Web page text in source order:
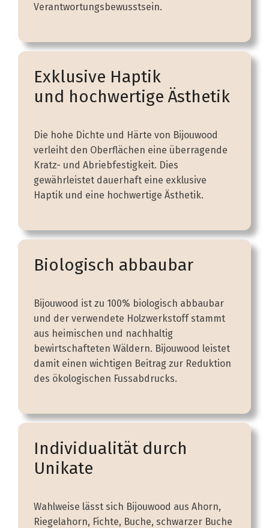
Verantwortungsbewusstsein.
Exklusive Haptik
und hochwertige Ästhetik
Die hohe Dichte und Härte von Bijouwood
verleiht den Oberflächen eine überragende
Kratz- und Abriebfestigkeit. Dies
gewährleistet dauerhaft eine exklusive
Haptik und eine hochwertige Ästhetik.
Biologisch abbaubar
Bijouwood ist zu 100% biologisch abbaubar
und der verwendete Holzwerkstoff stammt
aus heimischen und nachhaltig
bewirtschafteten Wäldern. Bijouwood leistet
damit einen wichtigen Beitrag zur Reduktion
des ökologischen Fussabdrucks.
Individualität durch
Unikate
Wahlweise lässt sich Bijouwood aus Ahorn,
Riegelahorn, Fichte, Buche, schwarzer Buche